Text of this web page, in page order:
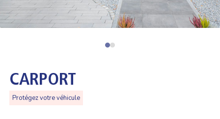
CARPORT
Protégez votre véhicule